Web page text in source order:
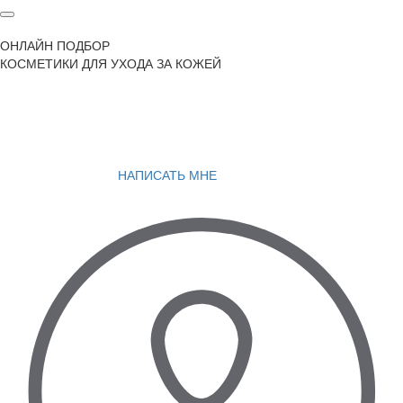
ОНЛАЙН ПОДБОР
КОСМЕТИКИ ДЛЯ УХОДА ЗА КОЖЕЙ
НАПИСАТЬ МНЕ